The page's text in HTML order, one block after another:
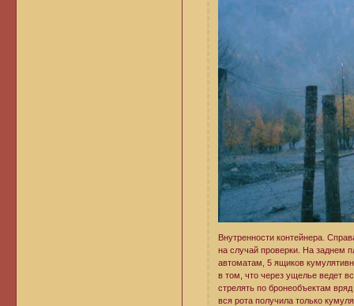
Внутренности контейнера.
на случай проверки. На заднем
автоматам, 5 ящиков
в том, что через ущелье ведет
стрелять по бронеобъектам
вся рота получила только